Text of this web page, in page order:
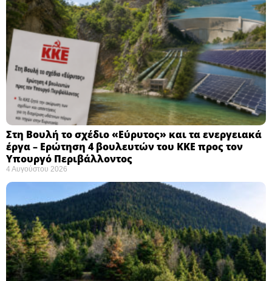
Στη Βουλή το σχέδιο «Εύρυτος» και τα ενεργειακά
έργα – Ερώτηση 4 βουλευτών του ΚΚΕ προς τον
Υπουργό Περιβάλλοντος
4 Αυγούστου 2026